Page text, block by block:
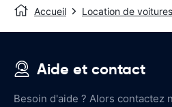
Accueil Location de
Aide et contact
Besoin d'aide ? Alors contactez